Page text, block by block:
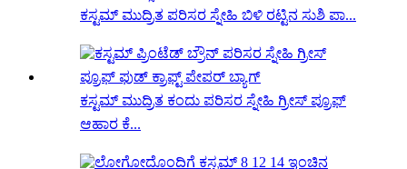
ಕಸ್ಟಮ್ ಮುದ್ರಿತ ಪರಿಸರ ಸ್ನೇಹಿ ಬಿಳಿ ರಟ್ಟಿನ ಸುಶಿ ಪಾ...
ಕಸ್ಟಮ್ ಮುದ್ರಿತ ಕಂದು ಪರಿಸರ ಸ್ನೇಹಿ ಗ್ರೀಸ್ ಪ್ರೂಫ್
ಆಹಾರ ಕೆ...